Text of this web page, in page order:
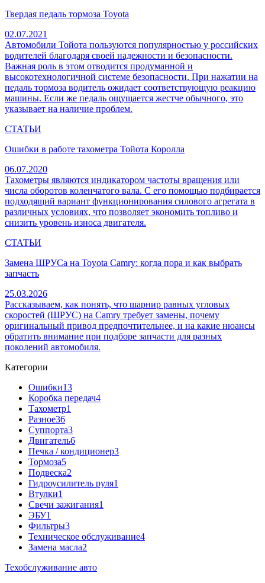
Твердая педаль тормоза Toyota
02.07.2021
Автомобили Тойота пользуются популярностью у российских
водителей благодаря своей надежности и безопасности.
Важная роль в этом отводится продуманной и
высокотехнологичной системе безопасности. При нажатии на
педаль тормоза водитель ожидает соответствующую реакцию
машины. Если же педаль ощущается жестче обычного, это
указывает на наличие проблем.
СТАТЬИ
Ошибки в работе тахометра Тойота Королла
06.07.2020
Тахометры являются индикатором частоты вращения или
числа оборотов коленчатого вала. С его помощью подбирается
подходящий вариант функционирования силового агрегата в
различных условиях, что позволяет экономить топливо и
снизить уровень износа двигателя.
СТАТЬИ
Замена ШРУСа на Toyota Camry: когда пора и как выбрать
запчасть
25.03.2026
Рассказываем, как понять, что шарнир равных угловых
скоростей (ШРУС) на Camry требует замены, почему
оригинальный привод предпочтительнее, и на какие нюансы
обратить внимание при подборе запчасти для разных
поколений автомобиля.
Категории
Ошибки13
Коробка передач4
Тахометр1
Разное36
Cуппорта3
Двигатель6
Печка / кондиционер3
Тормоза5
Подвеска2
Гидроусилитель руля1
Втулки1
Свечи зажигания1
ЭБУ1
Фильтры3
Техническое обслуживание4
Замена масла2
Техобслуживание авто